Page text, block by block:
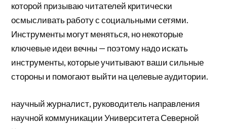
которой призываю читателей критически
осмысливать работу с социальными сетями.
Инструменты могут меняться, но некоторые
ключевые идеи вечны — поэтому надо искать
инструменты, которые учитывают ваши сильные
стороны и помогают выйти на целевые аудитории.
научный журналист, руководитель направления
научной коммуникации Университета Северной